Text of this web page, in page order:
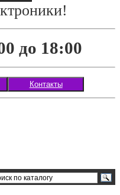
до 18:00
Контакты